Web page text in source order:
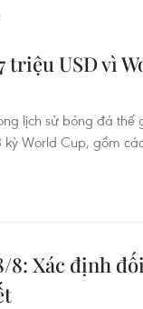
triệu USD vì
lịch sử bóng đá
World Cup, gồm
8: Xác định